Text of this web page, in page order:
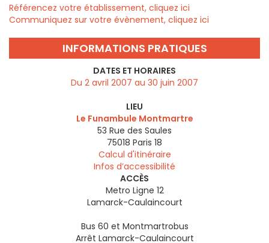
Référencez votre établissement, cliquez ici
Communiquez sur votre évènement, cliquez ici
INFORMATIONS PRATIQUES
DATES ET HORAIRES
Du 2 avril 2007 au 30 juin 2007
LIEU
Le Funambule Montmartre
53 Rue des Saules
75018 Paris 18
Calcul d'itinéraire
Infos d’accessibilité
ACCÈS
Metro Ligne 12
Lamarck-Caulaincourt
Bus 60 et Montmartrobus
Arrêt Lamarck-Caulaincourt